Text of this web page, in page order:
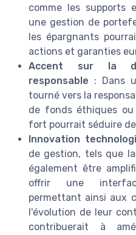
comme les supports
une gestion de
les épargnants
actions et garanties
Accent sur la
responsable : Dans
tourné vers la
de fonds éthiques ou
fort pourrait séduire
Innovation
de gestion, tels que
également être
offrir une
permettant ainsi aux
l'évolution de leur
contribuerait à